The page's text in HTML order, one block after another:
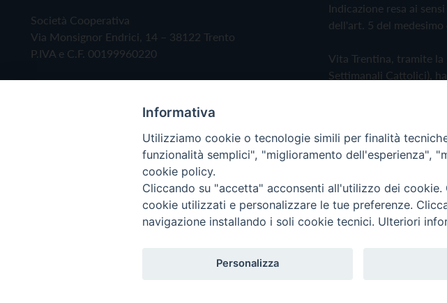
Società Cooperativa
Via Monsignor Endrici, 14 – 38122 Trento
P.IVA e C.F. 00199960220
Indicazione resa ai
dell'art. 5 del medesimo
Vita Trentina, tramite la
Settimanali Cattolici),
Privacy Policy
Copyright © 2019 - Tutti i diritti riservati - Vita Trentina Editrice
Informativa
Utilizziamo cookie o tecnologie simili per finalità
funzionalità semplici", "miglioramento dell'esperienza",
cookie policy.
Cliccando su "accetta" acconsenti all'utilizzo dei
cookie utilizzati e personalizzare le tue preferenze.
navigazione installando i soli cookie tecnici. Ulteriori
Personalizza